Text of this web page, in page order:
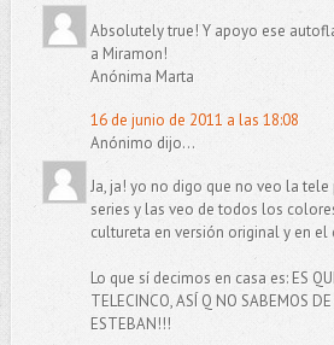
Absolutely true! Y apoyo ese
a Miramon!
Anónima Marta
16 de junio de 2011 a las 18:08
Anónimo dijo...
Ja, ja! yo no digo que no veo la
series y las veo de todos los
cultureta en versión original y en el
Lo que sí decimos en casa es: ES
TELECINCO, ASÍ Q NO SABEMOS
ESTEBAN!!!